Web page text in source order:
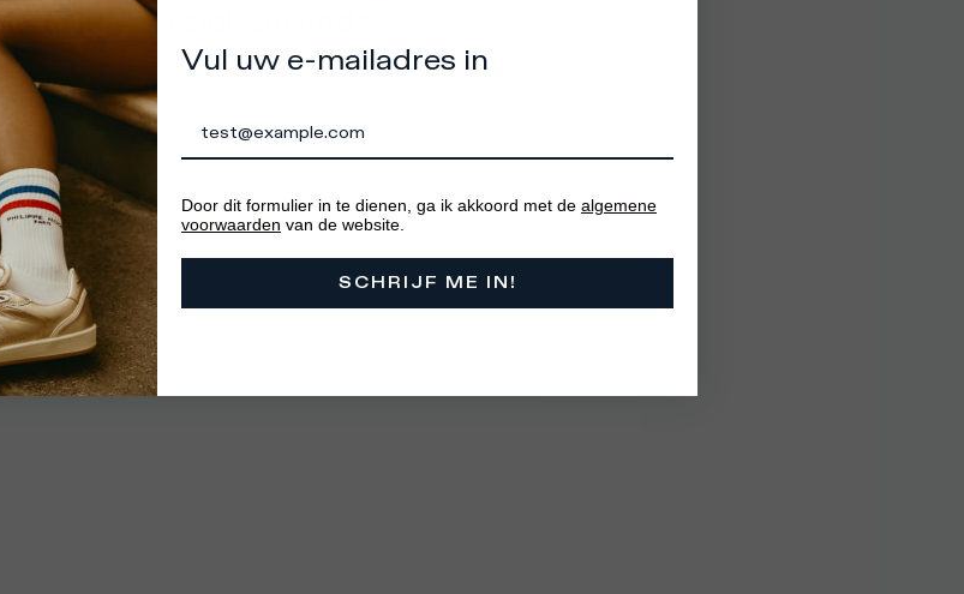
waar u zich bevindt.
juiste land selecteert voor een optimale
BLIJF IN
NEDERLAND
Vul uw e-mailadres in
Door dit formulier in te dienen, ga ik akkoord met de algemene
voorwaarden van de website.
SCHRIJF ME IN!